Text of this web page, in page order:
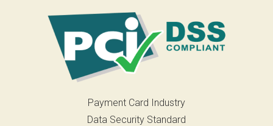
Payment Card Industry
Data Security Standard